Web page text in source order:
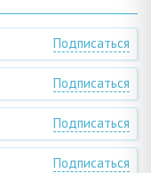
Подписаться
Подписаться
Подписаться
Подписаться